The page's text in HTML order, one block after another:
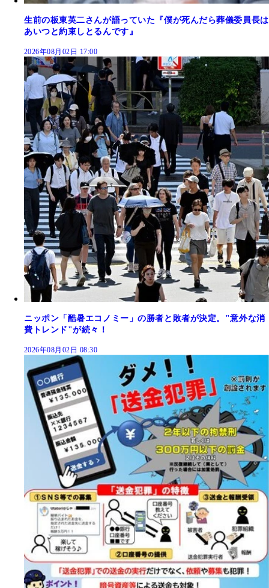
生前の板東英二さんが語っていた『僕が死んだら葬儀委員長は
あいつと約束しとるんです』
2026年08月02日 17:00
ニッポン「酷暑エコノミー」の勝者と敗者が決定。"意外な消
費トレンド"が続々！
2026年08月02日 08:30